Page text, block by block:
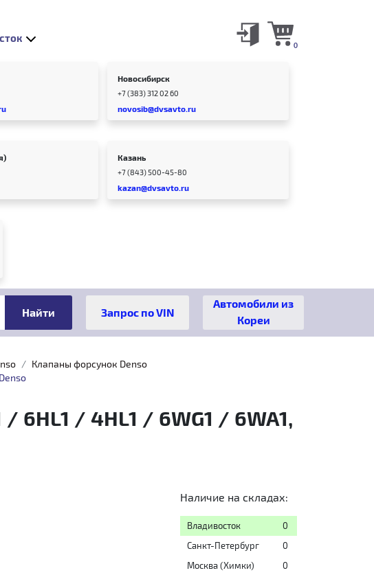
0
Новосибирск
+7 (383) 312 02 60
novosib@dvsavto.ru
Казань
+7 (843) 500-45-80
kazan@dvsavto.ru
Автомобили из
Кореи
Клапаны форсунок Denso
6HL1 / 4HL1 / 6WG1 / 6WA1,
Наличие на складах:
Владивосток
0
Санкт-Петербург
0
Москва (Химки)
0